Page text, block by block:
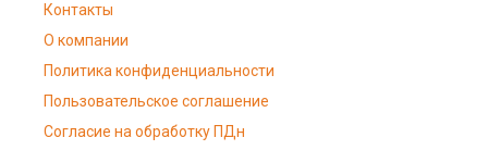
Контакты
О компании
Политика конфиденциальности
Пользовательское соглашение
Согласие на обработку ПДн